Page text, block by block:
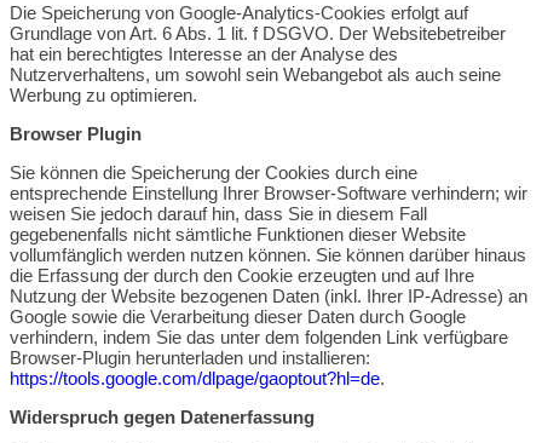
Die Speicherung von Google-Analytics-Cookies erfolgt auf
Grundlage von Art. 6 Abs. 1 lit. f DSGVO. Der Websitebetreiber
hat ein berechtigtes Interesse an der Analyse des
Nutzerverhaltens, um sowohl sein Webangebot als auch seine
Werbung zu optimieren.
Browser Plugin
Sie können die Speicherung der Cookies durch eine
entsprechende Einstellung Ihrer Browser-Software verhindern; wir
weisen Sie jedoch darauf hin, dass Sie in diesem Fall
gegebenenfalls nicht sämtliche Funktionen dieser Website
vollumfänglich werden nutzen können. Sie können darüber hinaus
die Erfassung der durch den Cookie erzeugten und auf Ihre
Nutzung der Website bezogenen Daten (inkl. Ihrer IP-Adresse) an
Google sowie die Verarbeitung dieser Daten durch Google
verhindern, indem Sie das unter dem folgenden Link verfügbare
Browser-Plugin herunterladen und installieren:
https://tools.google.com/dlpage/gaoptout?hl=de.
Widerspruch gegen Datenerfassung